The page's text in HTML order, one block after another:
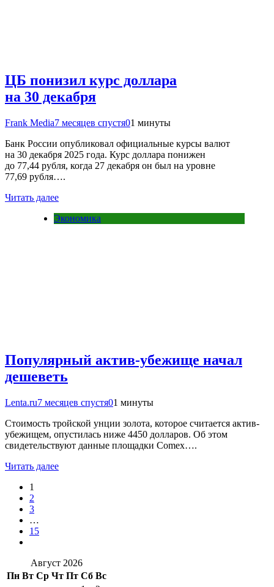
ЦБ понизил курс доллара
на 30 декабря
Frank Media7 месяцев спустя01 минуты
Банк России опубликовал официальные курсы валют
на 30 декабря 2025 года. Курс доллара понижен
до 77,44 рубля, когда 27 декабря он был на уровне
77,69 рубля….
Читать далее
Экономика
Популярный актив-убежище начал
дешеветь
Lenta.ru7 месяцев спустя01 минуты
Стоимость тройской унции золота, которое считается актив-
убежищем, опустилась ниже 4450 долларов. Об этом
свидетельствуют данные площадки Comex….
Читать далее
1
2
3
…
15
Август 2026
Пн Вт Ср Чт Пт Сб Вс